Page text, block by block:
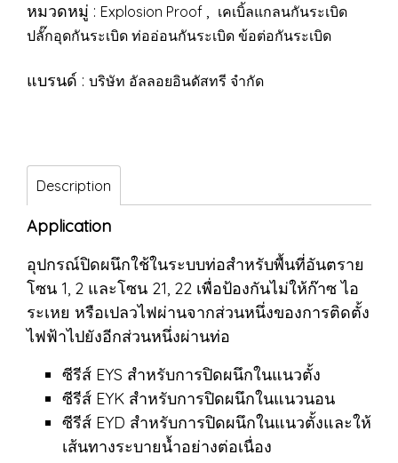
หมวดหมู่ : Explosion Proof , เคเบิ้ลแกลนกันระเบิด
ปลั๊กอุดกันระเบิด ท่ออ่อนกันระเบิด ข้อต่อกันระเบิด
แบรนด์ : บริษัท อัลลอยอินดัสทรี จำกัด
Description
Application
อุปกรณ์ปิดผนึกใช้ในระบบท่อสำหรับพื้นที่อันตราย
โซน 1, 2 และโซน 21, 22 เพื่อป้องกันไม่ให้ก๊าซ ไอ
ระเหย หรือเปลวไฟผ่านจากส่วนหนึ่งของการติดตั้ง
ไฟฟ้าไปยังอีกส่วนหนึ่งผ่านท่อ
ซีรีส์ EYS สำหรับการปิดผนึกในแนวตั้ง
ซีรีส์ EYK สำหรับการปิดผนึกในแนวนอน
ซีรีส์ EYD สำหรับการปิดผนึกในแนวตั้งและให้
เส้นทางระบายน้ำอย่างต่อเนื่อง